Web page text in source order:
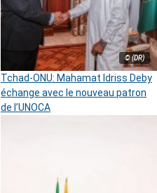
© (DR)
Tchad-ONU: Mahamat Idriss Deby
échange avec le nouveau patron
de l’UNOCA